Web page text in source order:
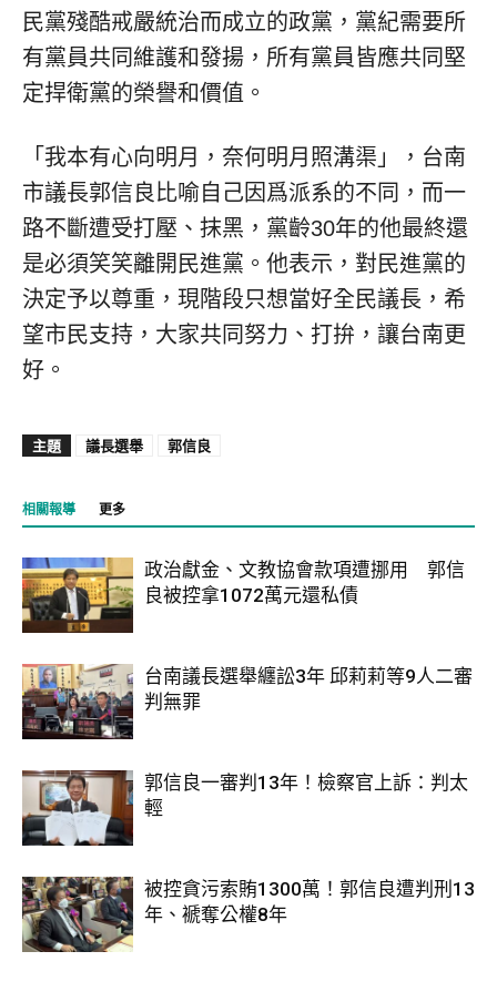
民黨殘酷戒嚴統治而成立的政黨，黨紀需要所
有黨員共同維護和發揚，所有黨員皆應共同堅
定捍衛黨的榮譽和價值。
「我本有心向明月，奈何明月照溝渠」，台南
市議長郭信良比喻自己因爲派系的不同，而一
路不斷遭受打壓、抹黑，黨齡30年的他最終還
是必須笑笑離開民進黨。他表示，對民進黨的
決定予以尊重，現階段只想當好全民議長，希
望市民支持，大家共同努力、打拚，讓台南更
好。
主題 議長選舉 郭信良
相關報導 更多
政治獻金、文教協會款項遭挪用 郭信
良被控拿1072萬元還私債
台南議長選舉纏訟3年 邱莉莉等9人二審
判無罪
郭信良一審判13年！檢察官上訴：判太
輕
被控貪污索賄1300萬！郭信良遭判刑13
年、褫奪公權8年